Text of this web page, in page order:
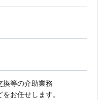
換等の介助業務
お任せします。